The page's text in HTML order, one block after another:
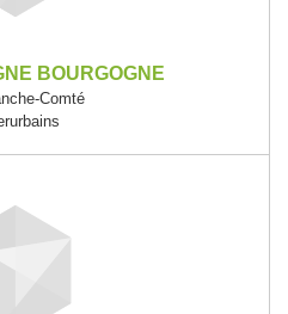
BOURGOGNE
Comté